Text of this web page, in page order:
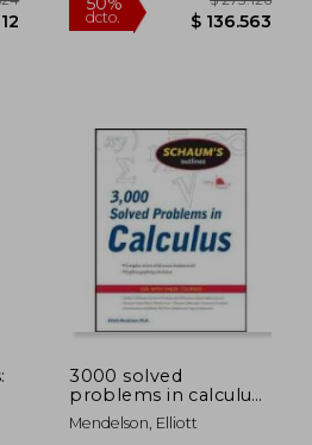
3000 solved
problems in calculus
(en Inglés)
Mendelson, Elliott